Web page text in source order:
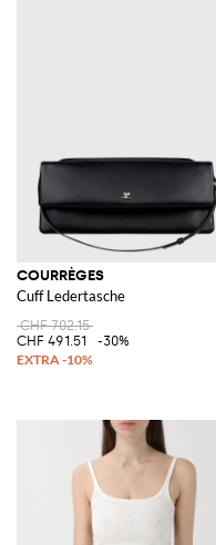
COURRÈGES
Cuff Ledertasche
CHF 702.15
CHF 491.51
-30%